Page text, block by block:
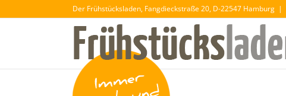
Der Frühstücksladen, Fangdieckstraße 20, D-22547 Hamburg |